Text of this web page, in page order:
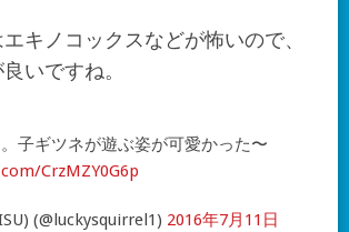
キノコックスなどが怖いので、
いですね。
子ギツネが遊ぶ姿が可愛かった〜
CrzMZY0G6p
(@luckysquirrel1) 2016年7月11日